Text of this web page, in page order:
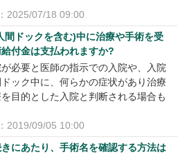
2025/07/18 09:00
間ドックを含む)中に治療や手術を受
付金は支払われますか?
必要と医師の指示での入院や、入院
ック中に、何らかの症状があり治療
目的とした入院と判断される場合も
2019/09/05 10:00
にあたり、手術名を確認する方法は